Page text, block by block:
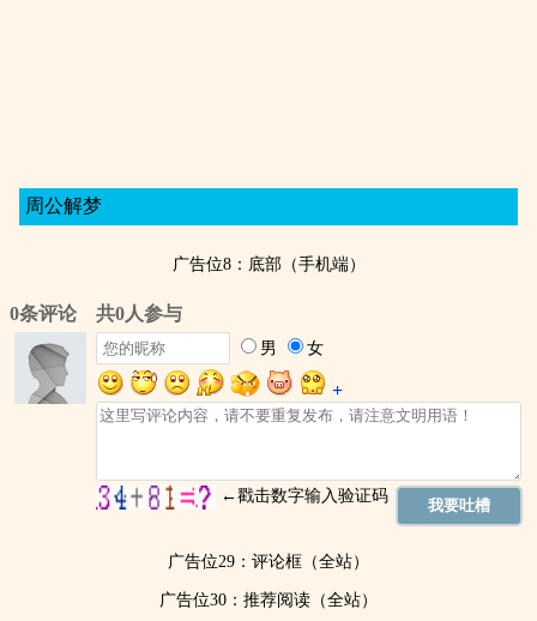
周公解梦
广告位8：底部（手机端）
广告位29：评论框（全站）
广告位30：推荐阅读（全站）